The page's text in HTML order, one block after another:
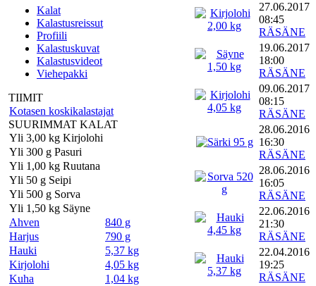
Kalat
Kalastusreissut
Profiili
Kalastuskuvat
Kalastusvideot
Viehepakki
TIIMIT
Kotasen koskikalastajat
SUURIMMAT KALAT
Yli 3,00 kg Kirjolohi
Yli 300 g Pasuri
Yli 1,00 kg Ruutana
Yli 50 g Seipi
Yli 500 g Sorva
Yli 1,50 kg Säyne
Ahven
840 g
Harjus
790 g
Hauki
5,37 kg
Kirjolohi
4,05 kg
Kuha
1,04 kg
27.06.2017
08:45
RÄSÄNE
19.06.2017
18:00
RÄSÄNE
09.06.2017
08:15
RÄSÄNE
28.06.2016
16:30
RÄSÄNE
28.06.2016
16:05
RÄSÄNE
22.06.2016
21:30
RÄSÄNE
22.04.2016
19:25
RÄSÄNE